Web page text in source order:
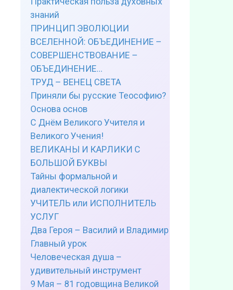
знаний
ПРИНЦИП ЭВОЛЮЦИИ
ВСЕЛЕННОЙ: ОБЪЕДИНЕНИЕ –
СОВЕРШЕНСТВОВАНИЕ –
ОБЪЕДИНЕНИЕ…
ТРУД – ВЕНЕЦ СВЕТА
Приняли бы русские Теософию?
Основа основ
С Днём Великого Учителя и
Великого Учения!
ВЕЛИКАНЫ И КАРЛИКИ С
БОЛЬШОЙ БУКВЫ
Тайны формальной и
диалектической логики
УЧИТЕЛЬ или ИСПОЛНИТЕЛЬ
УСЛУГ
Два Героя – Василий и Владимир
Главный урок
Человеческая душа –
удивительный инструмент
9 Мая – 81 годовщина Великой